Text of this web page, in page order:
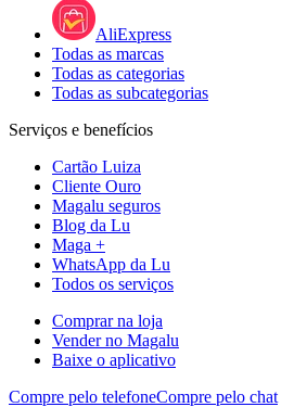
AliExpress
Todas as marcas
Todas as categorias
Todas as subcategorias
Serviços e benefícios
Cartão Luiza
Cliente Ouro
Magalu seguros
Blog da Lu
Maga +
WhatsApp da Lu
Todos os serviços
Comprar na loja
Vender no Magalu
Baixe o aplicativo
Compre pelo telefoneCompre pelo chat